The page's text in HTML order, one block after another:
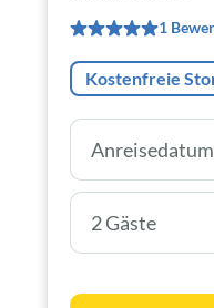
1
Kostenfreie
2 Gäste